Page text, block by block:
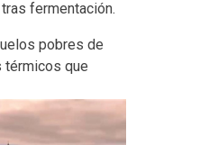
fermentación.
pobres de
térmicos que